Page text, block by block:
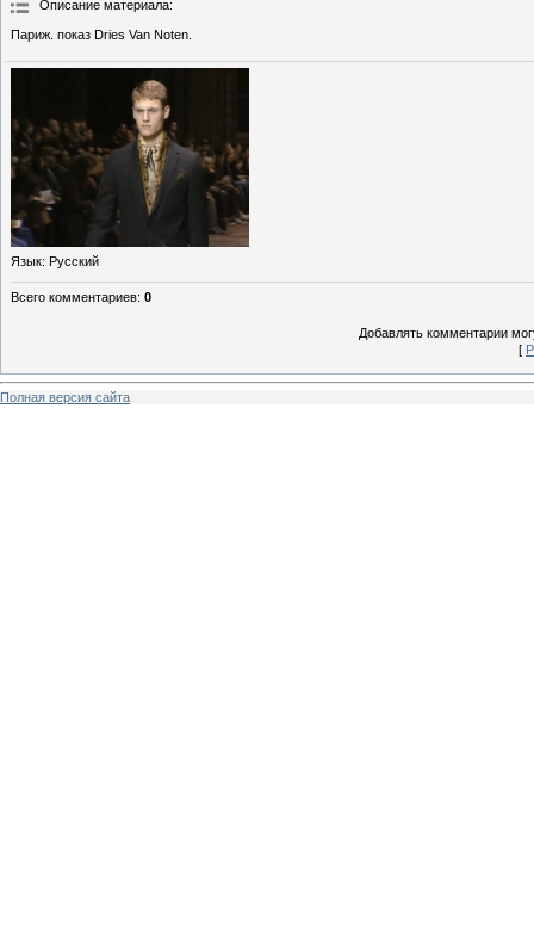
Описание материала:
Париж. показ Dries Van Noten.
Язык: Русский
Всего комментариев: 0
Добавлять комментарии
[
Полная версия сайта